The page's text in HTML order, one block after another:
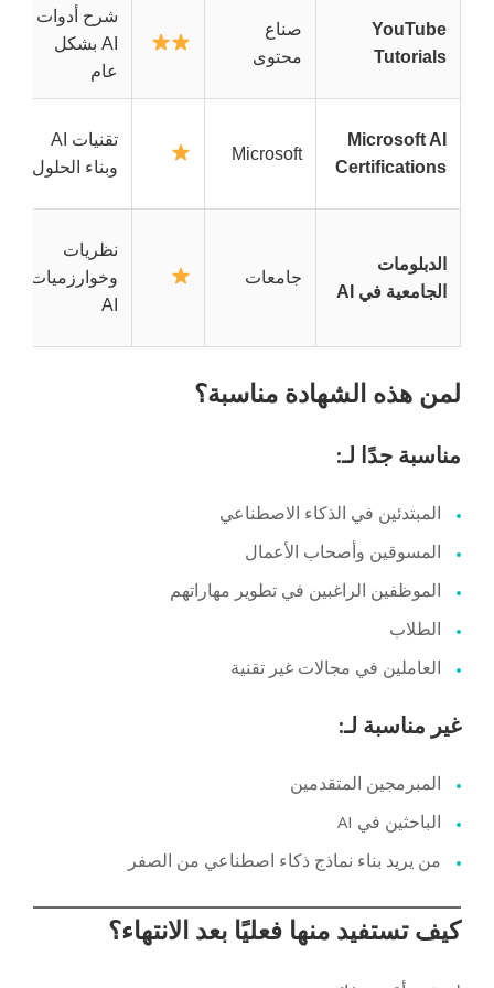
YouTube
Tutorials
صناع
محتوى
شرح أدوات
AI بشكل
عام
Microsoft AI
Certifications
Microsoft
تقنيات AI
وبناء الحلول
الدبلومات
الجامعية في AI
جامعات
نظريات
وخوارزميات
AI
لمن هذه الشهادة مناسبة؟
مناسبة جدًا لـ:
المبتدئين في الذكاء الاصطناعي
المسوقين وأصحاب الأعمال
الموظفين الراغبين في تطوير مهاراتهم
الطلاب
العاملين في مجالات غير تقنية
غير مناسبة لـ:
المبرمجين المتقدمين
الباحثين في AI
من يريد بناء نماذج ذكاء اصطناعي من الصفر
كيف تستفيد منها فعليًا بعد الانتهاء؟